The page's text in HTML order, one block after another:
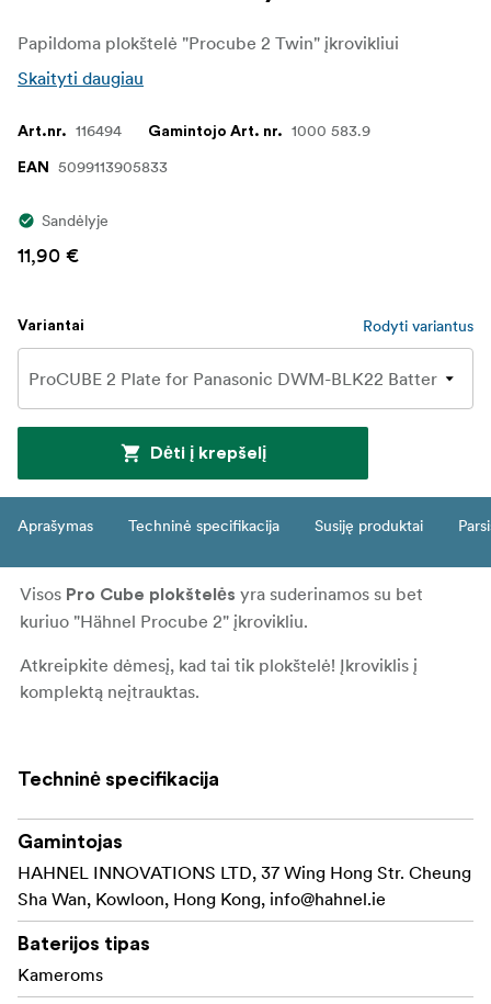
Papildoma plokštelė "Procube 2 Twin" įkrovikliui
Skaityti daugiau
Art.nr. 116494 Gamintojo Art. nr. 1000 583.9
EAN 5099113905833
Sandėlyje
11,90 €
Variantai Rodyti variantus
Dėti į krepšelį
Aprašymas Techninė specifikacija Susiję produktai
Visos Pro Cube plokštelės yra suderinamos su bet
kuriuo "Hähnel Procube 2" įkrovikliu.
Atkreipkite dėmesį, kad tai tik plokštelė! Įkroviklis į
komplektą neįtrauktas.
Techninė specifikacija
Gamintojas
HAHNEL INNOVATIONS LTD, 37 Wing Hong Str. Cheung
Sha Wan, Kowloon, Hong Kong, info@hahnel.ie
Baterijos tipas
Kameroms